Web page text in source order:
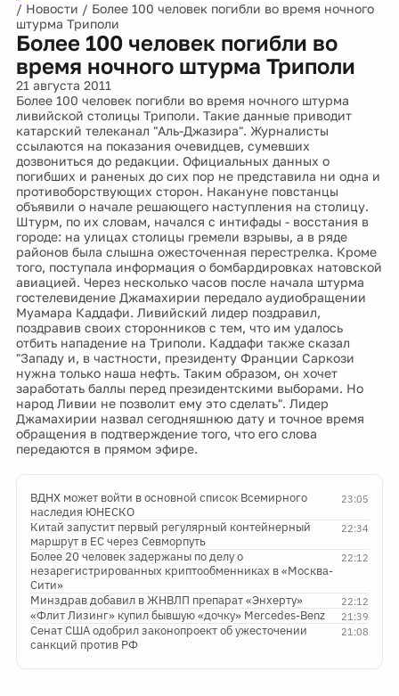
/ Новости / Более 100 человек погибли во время ночного
штурма Триполи
Более 100 человек погибли во
время ночного штурма Триполи
21 августа 2011
Более 100 человек погибли во время ночного штурма
ливийской столицы Триполи. Такие данные приводит
катарский телеканал "Аль-Джазира". Журналисты
ссылаются на показания очевидцев, сумевших
дозвониться до редакции. Официальных данных о
погибших и раненых до сих пор не представила ни одна и
противоборствующих сторон. Накануне повстанцы
объявили о начале решающего наступления на столицу.
Штурм, по их словам, начался с интифады - восстания в
городе: на улицах столицы гремели взрывы, а в ряде
районов была слышна ожесточенная перестрелка. Кроме
того, поступала информация о бомбардировках натовской
авиацией. Через несколько часов после начала штурма
гостелевидение Джамахирии передало аудиобращении
Муамара Каддафи. Ливийский лидер поздравил,
поздравив своих сторонников с тем, что им удалось
отбить нападение на Триполи. Каддафи также сказал
"Западу и, в частности, президенту Франции Саркози
нужна только наша нефть. Таким образом, он хочет
заработать баллы перед президентскими выборами. Но
народ Ливии не позволит ему это сделать". Лидер
Джамахирии назвал сегодняшнюю дату и точное время
обращения в подтверждение того, что его слова
передаются в прямом эфире.
23:05
ВДНХ может войти в основной список Всемирного
наследия ЮНЕСКО
22:34
Китай запустит первый регулярный контейнерный
маршрут в ЕС через Севморпуть
22:12
Более 20 человек задержаны по делу о
незарегистрированных криптообменниках в «Москва-
Сити»
22:12
Минздрав добавил в ЖНВЛП препарат «Энхерту»
21:39
«Флит Лизинг» купил бывшую «дочку» Mercedes-Benz
21:08
Сенат США одобрил законопроект об ужесточении
санкций против РФ